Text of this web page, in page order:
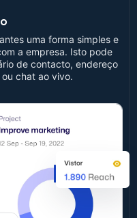
uma forma simples e
a empresa. Isto pode
de contacto, endereço
chat ao vivo.